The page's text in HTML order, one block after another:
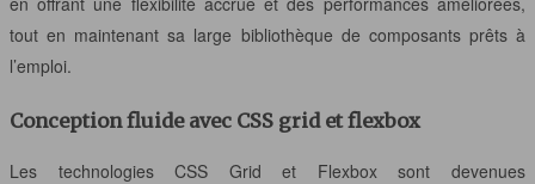
tout en maintenant sa large bibliothèque de composants prêts à
l’emploi.
Conception fluide avec CSS grid et flexbox
Les technologies CSS Grid et Flexbox sont devenues